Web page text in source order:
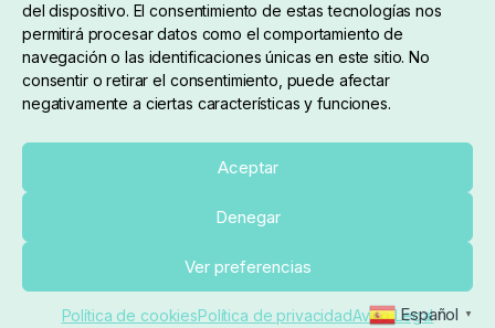
del dispositivo. El consentimiento de estas tecnologías nos
permitirá procesar datos como el comportamiento de
navegación o las identificaciones únicas en este sitio. No
consentir o retirar el consentimiento, puede afectar
negativamente a ciertas características y funciones.
Aceptar
Denegar
Ver preferencias
Política de cookiesPolítica de privacidadAviso Legal
910 824 923
Lunes a Viernes de 10:00 a 14:00 horas y 17:00 a
20:00
Paseo de Guadalajara, 36. Local 3. 28702. San
reservados.
Ecommerce conectado con Kiby ERP
Español ▼